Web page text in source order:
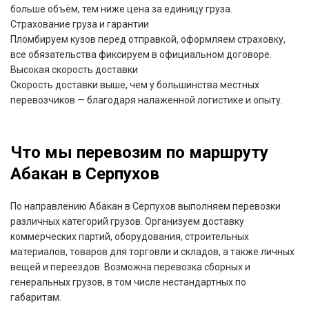
больше объём, тем ниже цена за единицу груза.
Страхование груза и гарантии
Пломбируем кузов перед отправкой, оформляем страховку,
все обязательства фиксируем в официальном договоре.
Высокая скорость доставки
Скорость доставки выше, чем у большинства местных
перевозчиков — благодаря налаженной логистике и опыту.
Что мы перевозим по маршруту
Абакан в Серпухов
По направлению Абакан в Серпухов выполняем перевозки
различных категорий грузов. Организуем доставку
коммерческих партий, оборудования, строительных
материалов, товаров для торговли и складов, а также личных
вещей и переездов. Возможна перевозка сборных и
генеральных грузов, в том числе нестандартных по
габаритам.